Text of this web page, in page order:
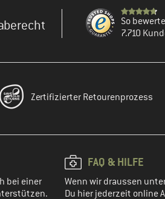
So
7.710
Zertifizierter Retourenprozess
bei einer
FAQ & HILFE
Wenn wir draussen
Du hier jederzeit online